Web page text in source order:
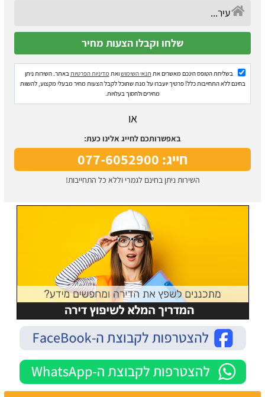
בשליחת הטופס הינכם מאשרים את תנאי השימושואת מדיניות הפרטיות באתר. השירות ניתן
בחינם ללא התחייבות כלל! פרטיך יועברו על מנת שתוכל לקבל הצעות מחיר מבעלי מקצוע, להשוות
מחירים ולחסוך בעלויות.
או
באפשרותכם לחייג אלינו כעת:
חייג: 077-6052900
השירות ניתן בחינם לגמרי וללא כל התחייבות!